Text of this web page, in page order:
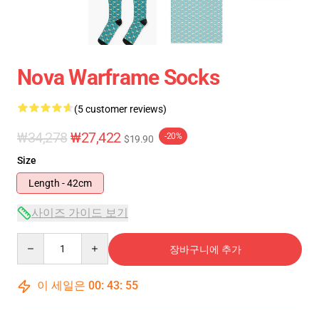
Nova Warframe Socks
(5 customer reviews)
₩34,278₩27,422 $19.90 -20%
Size
Length - 42cm
사이즈 가이드 보기
장바구니에 추가
이 세일은 00: 43: 54